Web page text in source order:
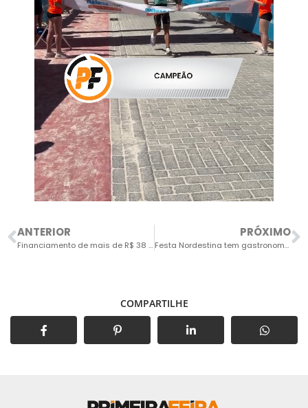
ANTERIOR
Financiamento de mais de R$ 38 milhões é aprovado para construção da nova ETA João Jabour
PRÓXIMO
Festa Nordestina tem gastronomia típica e apresentações culturais
COMPARTILHE